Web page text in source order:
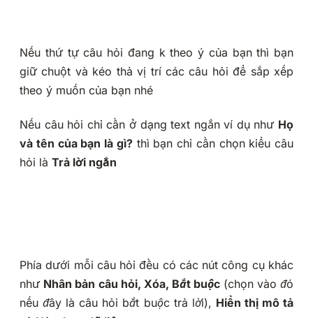
Nếu thứ tự câu hỏi đang k theo ý của bạn thì bạn
giữ chuột và kéo thả vị trí các câu hỏi để sắp xếp
theo ý muốn của bạn nhé
Nếu câu hỏi chỉ cần ở dạng text ngắn ví dụ như Họ
và tên của bạn là gì?thì bạn chỉ cần chọn kiểu câu
hỏi là Trả lời ngắn
Phía dưới mỗi câu hỏi đều có các nút công cụ khác
như Nhân bản câu hỏi, Xóa, Bắt buộc (chọn vào đó
nếu đây là câu hỏi bắt buộc trả lời), Hiển thị mô tả